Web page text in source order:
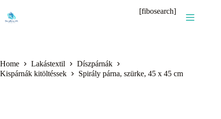
content
[fibosearch]
Home Lakástextil
Díszpárnák
Kispárnák kitöltéssek
Spirály párna, szürke, 45 x 45 cm